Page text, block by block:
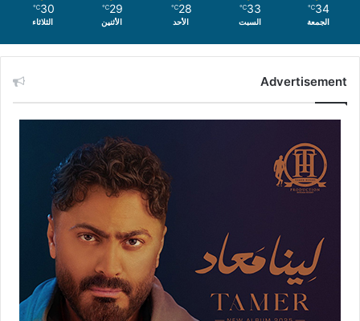
34
℃
الجمعة
33
℃
السبت
28
℃
الأحد
29
℃
الأثنين
30
℃
الثلاثاء
Advertisement